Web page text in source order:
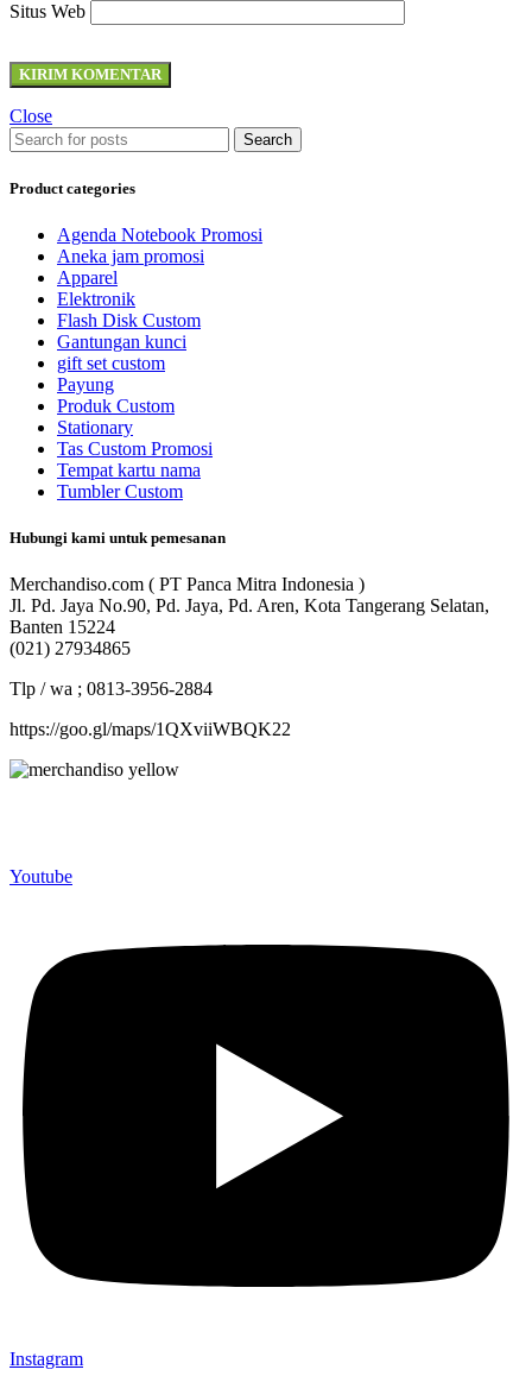
Situs Web
Close
Search
Product categories
Agenda Notebook Promosi
Aneka jam promosi
Apparel
Elektronik
Flash Disk Custom
Gantungan kunci
gift set custom
Payung
Produk Custom
Stationary
Tas Custom Promosi
Tempat kartu nama
Tumbler Custom
Hubungi kami untuk pemesanan
Merchandiso.com ( PT Panca Mitra Indonesia )
Jl. Pd. Jaya No.90, Pd. Jaya, Pd. Aren, Kota Tangerang Selatan,
Banten 15224
(021) 27934865
Tlp / wa ; 0813-3956-2884
https://goo.gl/maps/1QXviiWBQK22
Youtube
Instagram